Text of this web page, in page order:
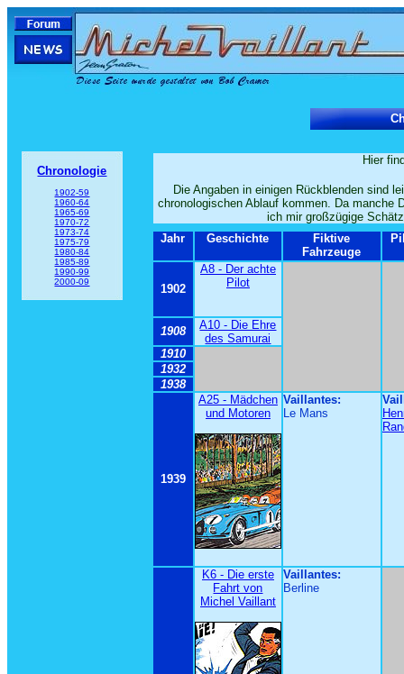
Chronologie
1902-59
1960-64
1965-69
1970-72
1973-74
1975-79
1980-84
1985-89
1990-99
2000-09
Hier
Die Angaben in einigen Rückblenden sind
chronologischen Ablauf kommen. Da manche
ich mir großzügige
Jahr
Geschichte
Fiktive
Fahrzeuge
1902
A8 - Der achte
Pilot
1908
A10 - Die Ehre
des Samurai
1910
1932
1938
1939
A25 - Mädchen
und Motoren
Vaillantes:
Le Mans
K6 - Die erste
Fahrt von
Michel Vaillant
Vaillantes:
Berline